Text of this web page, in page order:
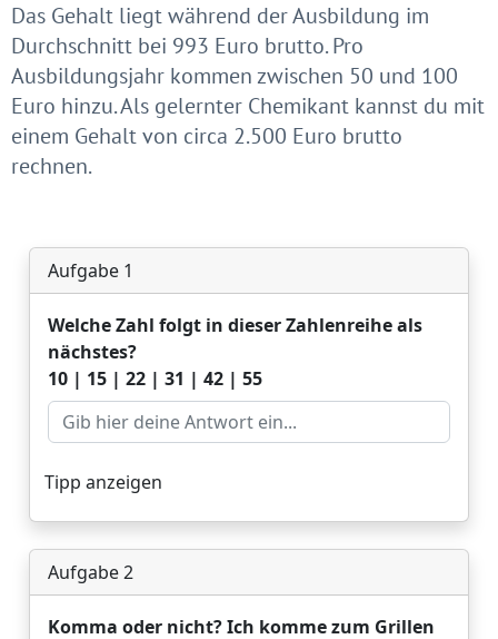
Das Gehalt liegt während der Ausbildung im
Durchschnitt bei 993 Euro brutto. Pro
Ausbildungsjahr kommen zwischen 50 und 100
Euro hinzu. Als gelernter Chemikant kannst du mit
einem Gehalt von circa 2.500 Euro brutto
rechnen.